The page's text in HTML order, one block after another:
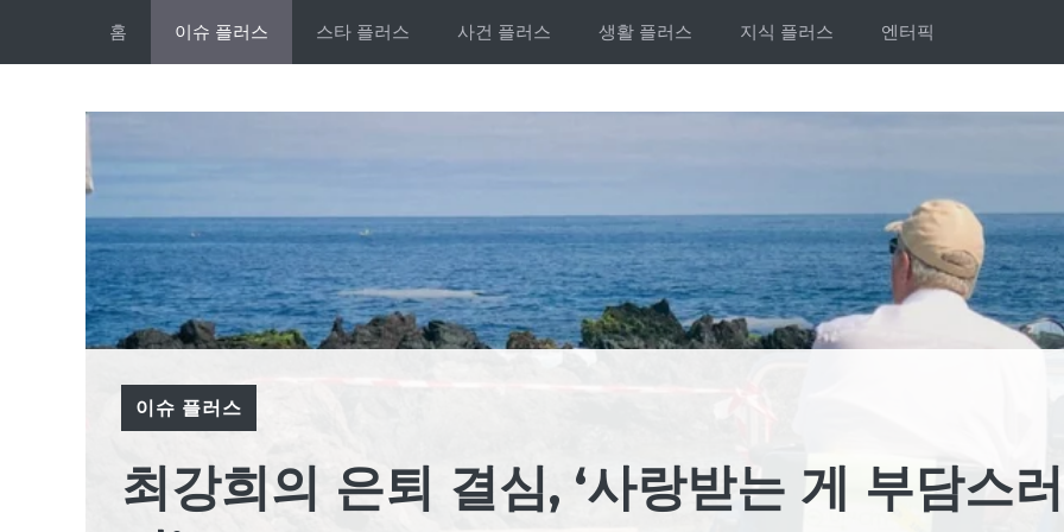
홈 이슈 플러스 스타 플러스 사건 플러스 생활 플러스 지식 플러스 엔터픽
이슈 플러스
최강희의 은퇴 결심, ‘사랑받는 게 부담스